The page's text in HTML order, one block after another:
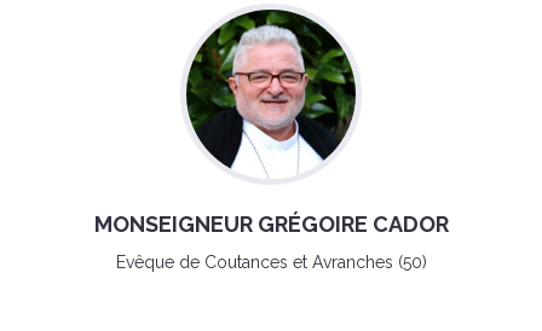
MONSEIGNEUR GRÉGOIRE CADOR
Evêque de Coutances et Avranches (50)